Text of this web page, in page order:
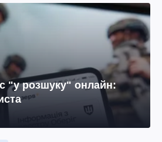
"у розшуку" онлайн: